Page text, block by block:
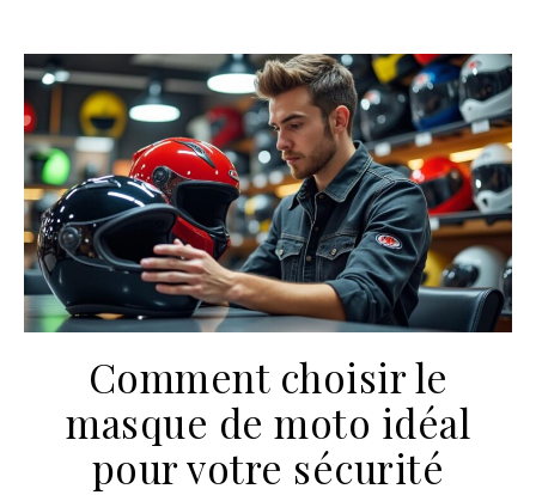
Comment choisir le
masque de moto idéal
pour votre sécurité